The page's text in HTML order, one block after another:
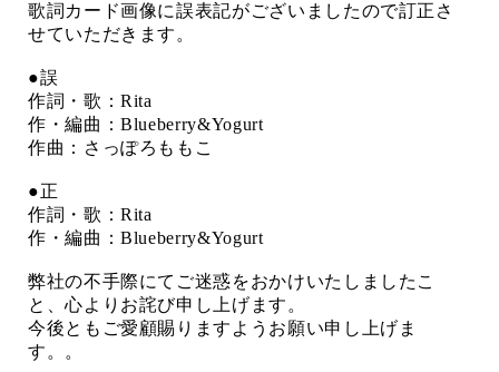
歌詞カード画像に誤表記がございましたので訂正さ
せていただきます。
●誤
作詞・歌：Rita
作・編曲：Blueberry&Yogurt
作曲：さっぽろももこ
●正
作詞・歌：Rita
作・編曲：Blueberry&Yogurt
弊社の不手際にてご迷惑をおかけいたしましたこ
と、心よりお詫び申し上げます。
今後ともご愛顧賜りますようお願い申し上げま
す。。